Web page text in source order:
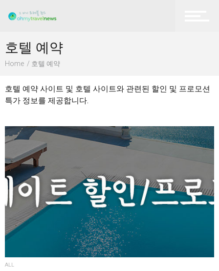
호텔 예약
Home 호텔 예약
호텔 예약 사이트 및 호텔 사이트와 관련된 할인 및 프로모션
특가 정보를 제공합니다.
ALL